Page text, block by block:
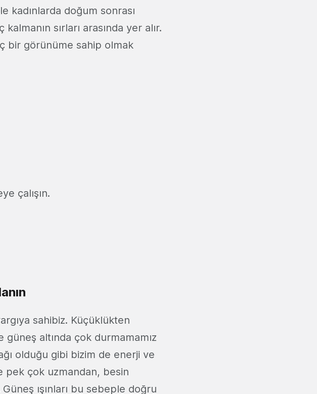
kadınlarda doğum sonrası
sırları arasında yer alır.
bir görünüme sahip olmak
çalışın.
sahibiz. Küçüklükten
güneş altında çok durmamamız
olduğu gibi bizim de enerji ve
pek çok uzmandan, besin
ışınları bu sebeple doğru